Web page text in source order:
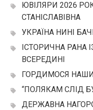
ЮВІЛЯРИ 2026
СТАНІСЛАВІВНА
УКРАЇНА НИНІ
ІСТОРИЧНА
ВСЕРЕДИНІ
ГОРДИМОСЯ
“ПОЛЯКАМ СЛІД
ДЕРЖАВНА